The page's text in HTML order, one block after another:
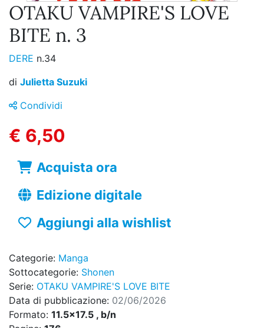
OTAKU VAMPIRE'S LOVE
BITE n. 3
DERE n.34
di Julietta Suzuki
Condividi
€ 6,50
Acquista ora
Edizione digitale
Aggiungi alla wishlist
Categorie: Manga
Sottocategorie: Shonen
Serie: OTAKU VAMPIRE'S LOVE BITE
Data di pubblicazione: 02/06/2026
Formato: 11.5x17.5 , b/n